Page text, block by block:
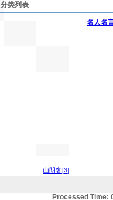
分类列表
名人名
山阴客[3]
Processed Time: